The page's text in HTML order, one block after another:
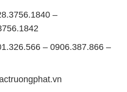
–
– 0906.387.866 –